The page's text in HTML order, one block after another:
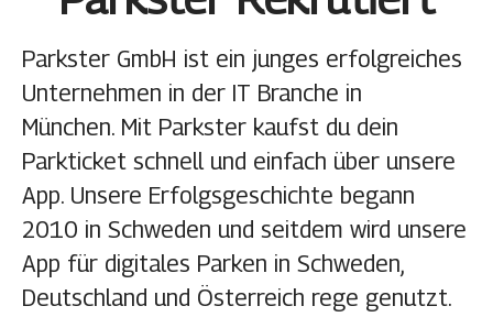
Parkster GmbH ist ein junges erfolgreiches
Unternehmen in der IT Branche in
München. Mit Parkster kaufst du dein
Parkticket schnell und einfach über unsere
App. Unsere Erfolgsgeschichte begann
2010 in Schweden und seitdem wird unsere
App für digitales Parken in Schweden,
Deutschland und Österreich rege genutzt.